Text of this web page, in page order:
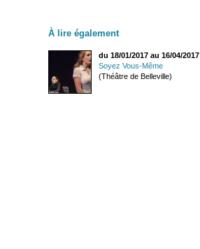
À lire également
du 18/01/2017 au 16/04/2017
Soyez Vous-Même
(Théâtre de Belleville)